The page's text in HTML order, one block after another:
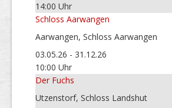
14:00 Uhr
Schloss Aarwangen
Aarwangen, Schloss Aarwangen
03.05.26 - 31.12.26
10:00 Uhr
Der Fuchs
Utzenstorf, Schloss Landshut